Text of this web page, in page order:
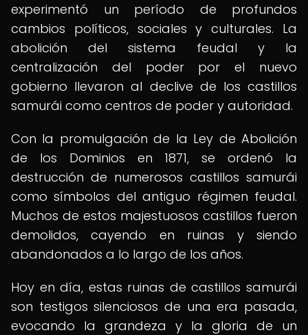
experimentó un período de profundos
cambios políticos, sociales y culturales. La
abolición del sistema feudal y la
centralización del poder por el nuevo
gobierno llevaron al declive de los castillos
samurái como centros de poder y autoridad.
Con la promulgación de la Ley de Abolición
de los Dominios en 1871, se ordenó la
destrucción de numerosos castillos samurái
como símbolos del antiguo régimen feudal.
Muchos de estos majestuosos castillos fueron
demolidos, cayendo en ruinas y siendo
abandonados a lo largo de los años.
Hoy en día, estas ruinas de castillos samurái
son testigos silenciosos de una era pasada,
evocando la grandeza y la gloria de un